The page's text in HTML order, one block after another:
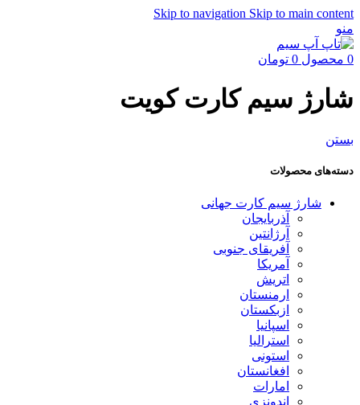
Skip to navigation Skip to main content
منو
0 محصول 0 تومان
شارژ سیم کارت کویت
بستن
دسته‌های محصولات
شارژ سیم کارت جهانی
آذربایجان
آرژانتین
آفریقای جنوبی
آمریکا
اتریش
ارمنستان
ازبکستان
اسپانیا
استرالیا
استونی
افغانستان
امارات
اندونزی